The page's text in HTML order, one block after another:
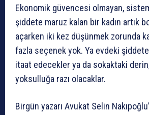
Ekonomik güvencesi olmayan,
şiddete maruz kalan bir kadın artık
açarken iki kez düşünmek zorunda
fazla seçenek yok. Ya evdeki
itaat edecekler ya da sokaktaki
yoksulluğa razı olacaklar.
Birgün yazarı Avukat Selin